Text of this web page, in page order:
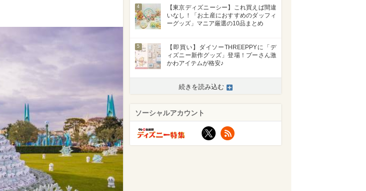
4
【東京ディズニーシー】これ買えば間違
いなし！「お土産におすすめのダッフィ
ーグッズ」マニア厳選の10品まとめ
5
【即買い】ダイソーTHREEPPYに「デ
ィズニー新作グッズ」登場！プーさん激
かわアイテムが格安♪
続きを読み込む
ソーシャルアカウント
X